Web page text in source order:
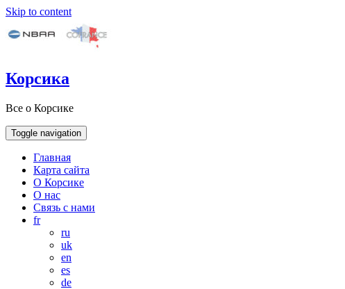
Skip to content
Корсика
Все о Корсике
Toggle navigation
Главная
Карта сайта
О Корсике
О нас
Связь с нами
fr
ru
uk
en
es
de